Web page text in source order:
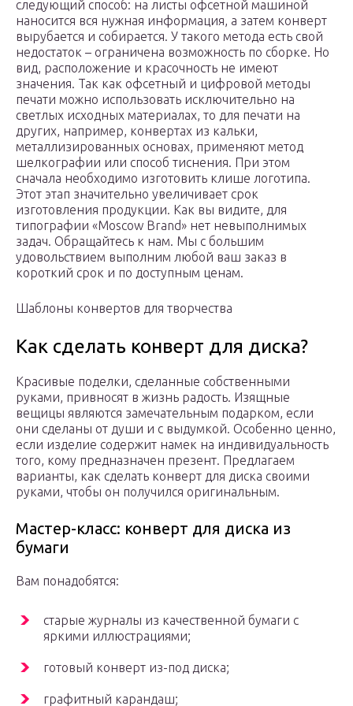
следующий способ: на листы офсетной машиной
наносится вся нужная информация, а затем конверт
вырубается и собирается. У такого метода есть свой
недостаток – ограничена возможность по сборке. Но
вид, расположение и красочность не имеют
значения. Так как офсетный и цифровой методы
печати можно использовать исключительно на
светлых исходных материалах, то для печати на
других, например, конвертах из кальки,
металлизированных основах, применяют метод
шелкографии или способ тиснения. При этом
сначала необходимо изготовить клише логотипа.
Этот этап значительно увеличивает срок
изготовления продукции. Как вы видите, для
типографии «Moscow Brand» нет невыполнимых
задач. Обращайтесь к нам. Мы с большим
удовольствием выполним любой ваш заказ в
короткий срок и по доступным ценам.
Шаблоны конвертов для творчества
Как сделать конверт для диска?
Красивые поделки, сделанные собственными
руками, привносят в жизнь радость. Изящные
вещицы являются замечательным подарком, если
они сделаны от души и с выдумкой. Особенно ценно,
если изделие содержит намек на индивидуальность
того, кому предназначен презент. Предлагаем
варианты, как сделать конверт для диска своими
руками, чтобы он получился оригинальным.
Мастер-класс: конверт для диска из
бумаги
Вам понадобятся:
старые журналы из качественной бумаги с
яркими иллюстрациями;
готовый конверт из-под диска;
графитный карандаш;